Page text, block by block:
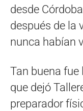
desde
después de la
nunca habían
Tan buena
que dejó
preparador